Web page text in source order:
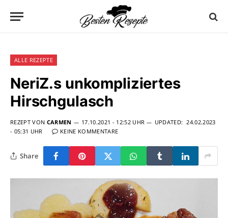
ALLE REZEPTE
NeriZ.s unkompliziertes
Hirschgulasch
REZEPT VON CARMEN 17.10.2021 - 12:52 UHR UPDATED: 24.02.2023
- 05:31 UHR
KEINE KOMMENTARE
Share